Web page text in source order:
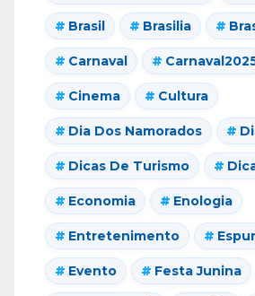
Brasil Brasilia
Carnaval
Cinema Cultura
Dia Dos Namorados
Dicas De Turismo
Economia Enologia
Entretenimento
Evento Festa Junina